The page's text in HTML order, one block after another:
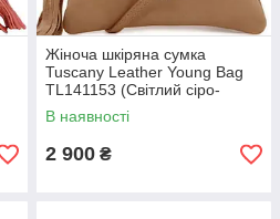
Жіноча шкіряна сумка
Tuscany Leather Young Bag
TL141153 (Світлий сіро-
коричневий)
В наявності
2 900 ₴